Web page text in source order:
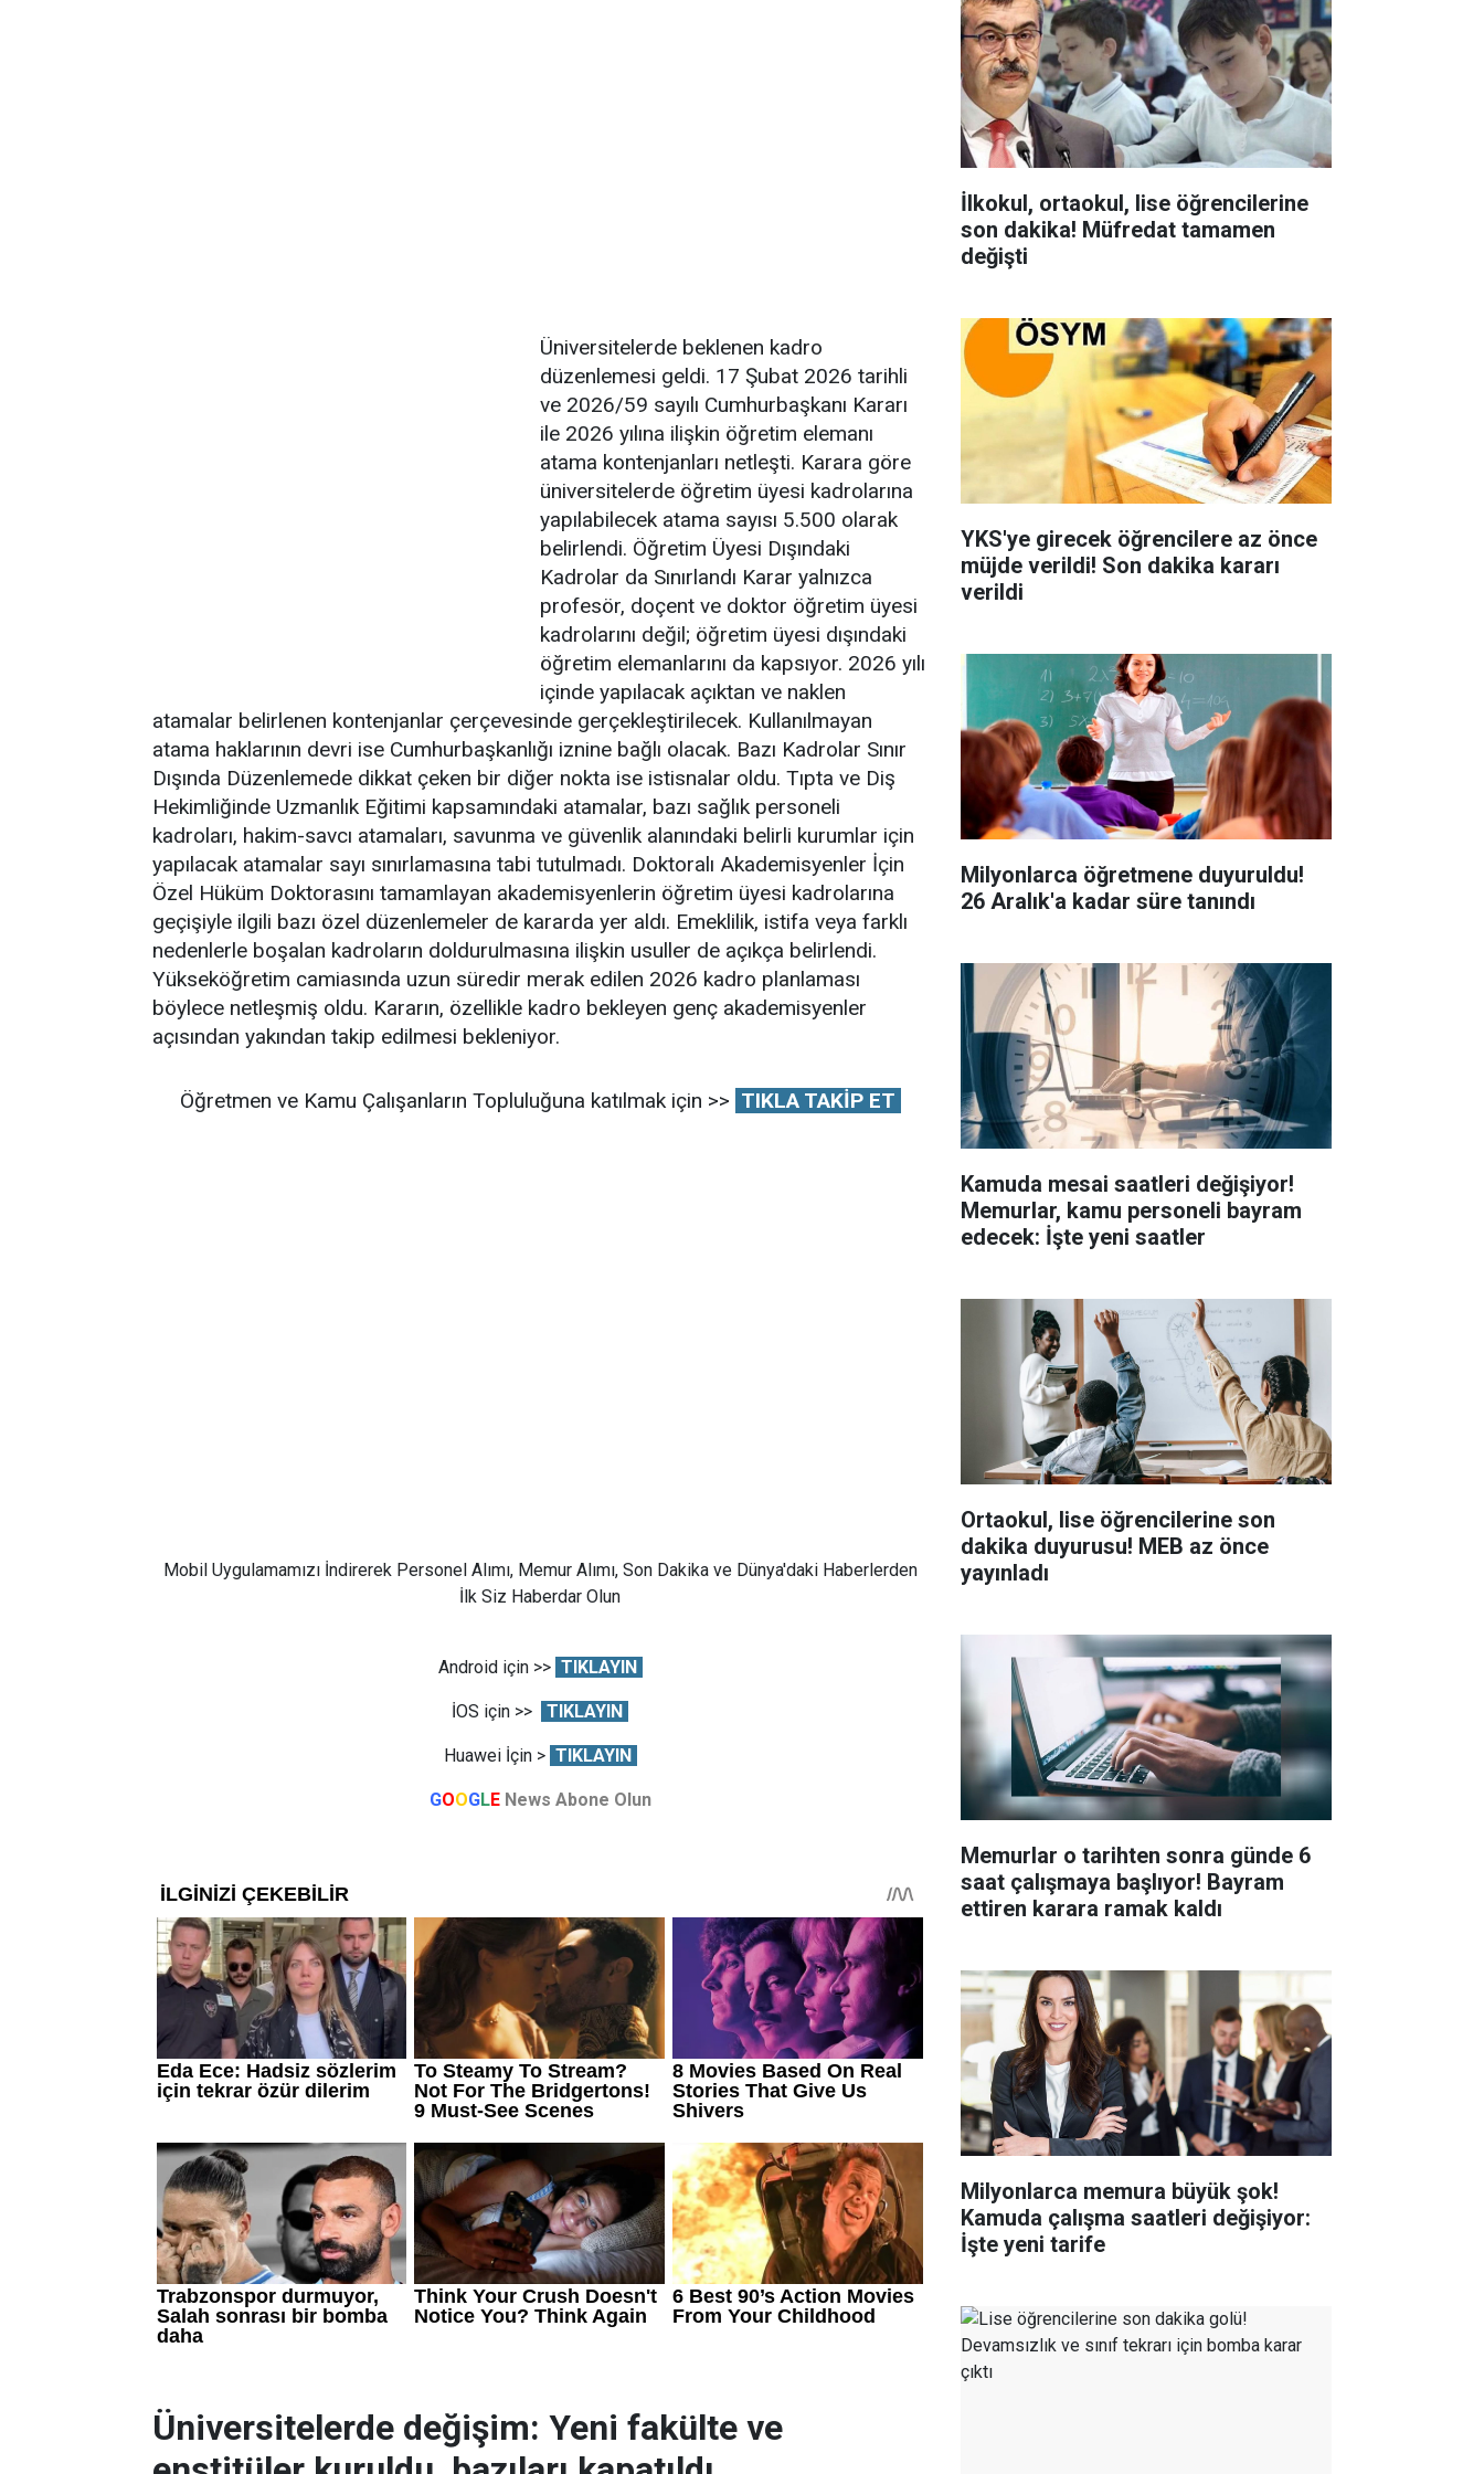
Üniversitelerde beklenen kadro
düzenlemesi geldi. 17 Şubat 2026 tarihli
ve 2026/59 sayılı Cumhurbaşkanı Kararı
ile 2026 yılına ilişkin öğretim elemanı
atama kontenjanları netleşti. Karara göre
üniversitelerde öğretim üyesi kadrolarına
yapılabilecek atama sayısı 5.500 olarak
belirlendi. Öğretim Üyesi Dışındaki
Kadrolar da Sınırlandı Karar yalnızca
profesör, doçent ve doktor öğretim üyesi
kadrolarını değil; öğretim üyesi dışındaki
öğretim elemanlarını da kapsıyor. 2026 yılı
içinde yapılacak açıktan ve naklen
atamalar belirlenen kontenjanlar çerçevesinde gerçekleştirilecek. Kullanılmayan
atama haklarının devri ise Cumhurbaşkanlığı iznine bağlı olacak. Bazı Kadrolar Sınır
Dışında Düzenlemede dikkat çeken bir diğer nokta ise istisnalar oldu. Tıpta ve Diş
Hekimliğinde Uzmanlık Eğitimi kapsamındaki atamalar, bazı sağlık personeli
kadroları, hakim-savcı atamaları, savunma ve güvenlik alanındaki belirli kurumlar için
yapılacak atamalar sayı sınırlamasına tabi tutulmadı. Doktoralı Akademisyenler İçin
Özel Hüküm Doktorasını tamamlayan akademisyenlerin öğretim üyesi kadrolarına
geçişiyle ilgili bazı özel düzenlemeler de kararda yer aldı. Emeklilik, istifa veya farklı
nedenlerle boşalan kadroların doldurulmasına ilişkin usuller de açıkça belirlendi.
Yükseköğretim camiasında uzun süredir merak edilen 2026 kadro planlaması
böylece netleşmiş oldu. Kararın, özellikle kadro bekleyen genç akademisyenler
açısından yakından takip edilmesi bekleniyor.
Öğretmen ve Kamu Çalışanların Topluluğuna katılmak için >> TIKLA TAKİP ET
Mobil Uygulamamızı İndirerek Personel Alımı, Memur Alımı, Son Dakika ve Dünya'daki Haberlerden
İlk Siz Haberdar Olun
Android için >> TIKLAYIN
İOS için >> TIKLAYIN
Huawei İçin > TIKLAYIN
GOOGLE News Abone Olun
Üniversitelerde değişim: Yeni fakülte ve
İlkokul, ortaokul, lise öğrencilerine
son dakika! Müfredat tamamen
değişti
YKS'ye girecek öğrencilere az önce
müjde verildi! Son dakika kararı
verildi
Milyonlarca öğretmene duyuruldu!
26 Aralık'a kadar süre tanındı
Kamuda mesai saatleri değişiyor!
Memurlar, kamu personeli bayram
edecek: İşte yeni saatler
Ortaokul, lise öğrencilerine son
dakika duyurusu! MEB az önce
yayınladı
Memurlar o tarihten sonra günde 6
saat çalışmaya başlıyor! Bayram
ettiren karara ramak kaldı
Milyonlarca memura büyük şok!
Kamuda çalışma saatleri değişiyor:
İşte yeni tarife